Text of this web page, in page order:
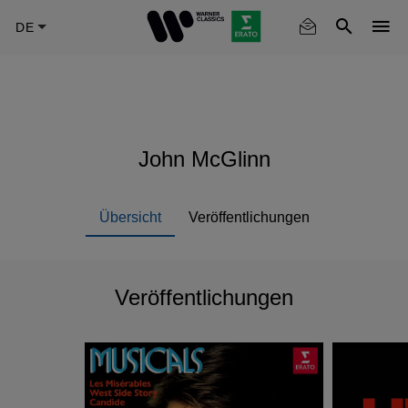
John McGlinn
Übersicht Veröffentlichungen
Veröffentlichungen